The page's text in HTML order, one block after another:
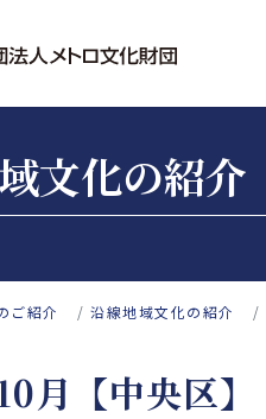
文化の紹介
ご紹介 沿線地域文化の紹介
月【中央区】